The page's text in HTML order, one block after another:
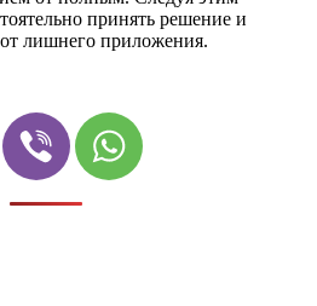
принять решение и
лишнего приложения.